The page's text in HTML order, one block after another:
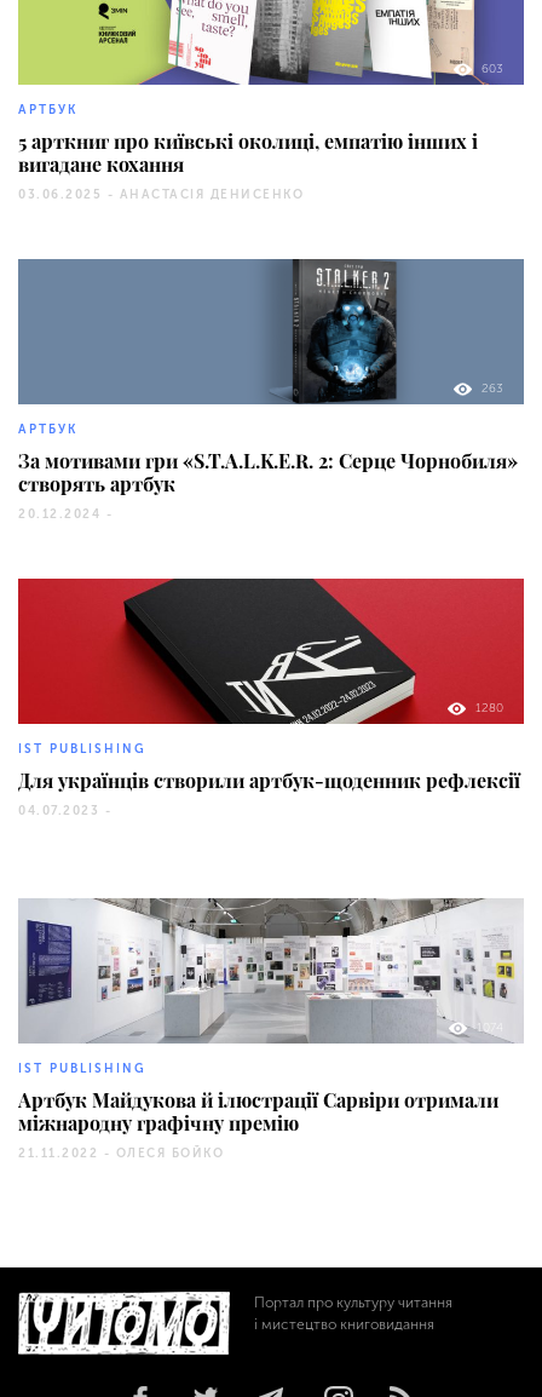
603
АРТБУК
5 арткниг про київські околиці, емпатію інших і
вигадане кохання
03.06.2025 - АНАСТАСІЯ ДЕНИСЕНКО
263
АРТБУК
За мотивами гри «S.T.A.L.K.E.R. 2: Серце Чорнобиля»
створять артбук
20.12.2024 -
1280
IST PUBLISHING
Для українців створили артбук-щоденник рефлексії
04.07.2023 -
1074
IST PUBLISHING
Артбук Майдукова й ілюстрації Сарвіри отримали
міжнародну графічну премію
21.11.2022 - ОЛЕСЯ БОЙКО
Портал про культуру читання
і мистецтво книговидання